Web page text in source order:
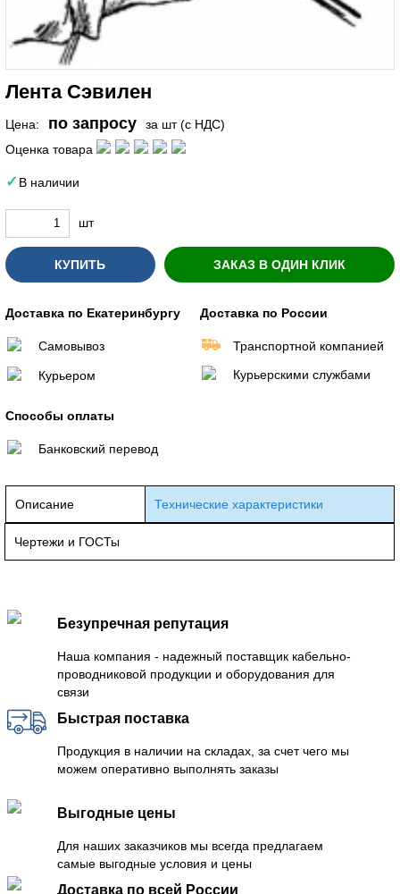
Лента Сэвилен
Цена: по запросу
за шт (с НДС)
Оценка товара
В наличии
шт
КУПИТЬ ЗАКАЗ В ОДИН КЛИК
Доставка по Екатеринбургу
Самовывоз
Курьером
Доставка по России
Транспортной компанией
Курьерскими службами
Способы оплаты
Банковский перевод
Описание Технические характеристики
Чертежи и ГОСТы
Безупречная репутация
Наша компания - надежный поставщик кабельно-
проводниковой продукции и оборудования для
связи
Быстрая поставка
Продукция в наличии на складах, за счет чего мы
можем оперативно выполнять заказы
Выгодные цены
Для наших заказчиков мы всегда предлагаем
самые выгодные условия и цены
Доставка по всей России